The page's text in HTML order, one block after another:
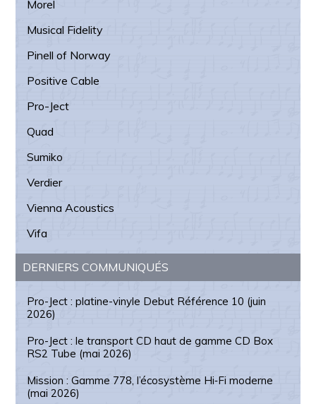
Morel
Musical Fidelity
Pinell of Norway
Positive Cable
Pro-Ject
Quad
Sumiko
Verdier
Vienna Acoustics
Vifa
DERNIERS COMMUNIQUÉS
Pro-Ject : platine-vinyle Debut Référence 10 (juin
2026)
Pro-Ject : le transport CD haut de gamme CD Box
RS2 Tube (mai 2026)
Mission : Gamme 778, l’écosystème Hi‑Fi moderne
(mai 2026)